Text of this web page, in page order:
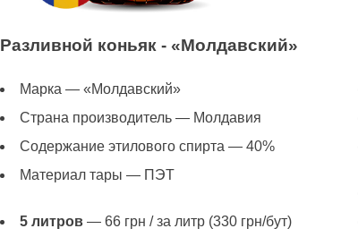
Разливной коньяк - «Молдавский»
Марка — «Молдавский»
Страна производитель — Молдавия
Содержание этилового спирта — 40%
Материал тары — ПЭТ
5 литров— 66 грн / за литр (330 грн/бут)